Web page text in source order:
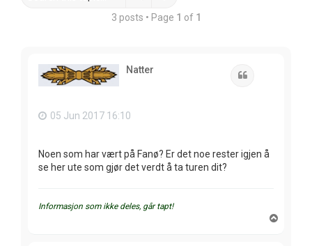
3 posts • Page 1 of 1
Natter
05 Jun 2017 16:10
Noen som har vært på Fanø? Er det noe rester igjen å
se her ute som gjør det verdt å ta turen dit?
Informasjon som ikke deles, går tapt!